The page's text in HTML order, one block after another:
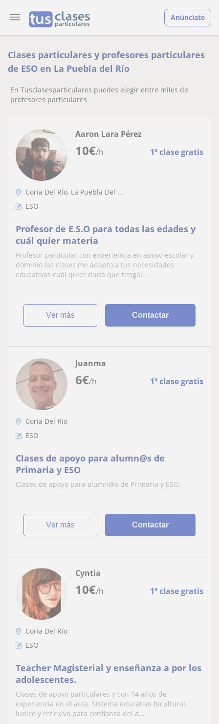
Anúnciate
Clases particulares y profesores particulares
de ESO en La Puebla del Río
En Tusclasesparticulares puedes elegir entre miles de
profesores particulares
10€/h 1ª clase gratis
Aaron Lara Pérez
Coria Del Río, La Puebla Del ...
ESO
Profesor de E.S.O para todas las edades y
cuál quier materia
Profesor particular con experiencia en apoyo escolar y
dominio las clases me adapto a tus necesidades
educativas cuál quier duda que tengái...
ver más Contactar
6€/h 1ª clase gratis
Juanma
Coria Del Río
ESO
Clases de apoyo para alumn@s de
Primaria y ESO
Clases de apoyo para alumn@s de Primaria y ESO.
ver más Contactar
10€/h 1ª clase gratis
Cyntia
Coria Del Río
ESO
Teacher Magisterial y enseñanza a por los
adolescentes.
Clases de apoyo particulares y con 14 años de
experiencia en el aula. Sistema educativo bicultural,
ludico y reflexivo para confianza del a...